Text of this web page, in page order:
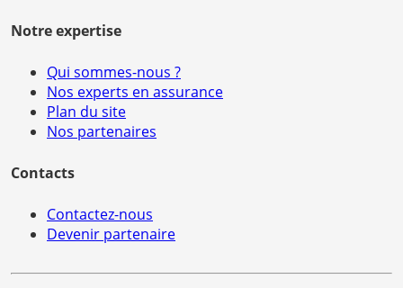
Notre expertise
Qui sommes-nous ?
Nos experts en assurance
Plan du site
Nos partenaires
Contacts
Contactez-nous
Devenir partenaire